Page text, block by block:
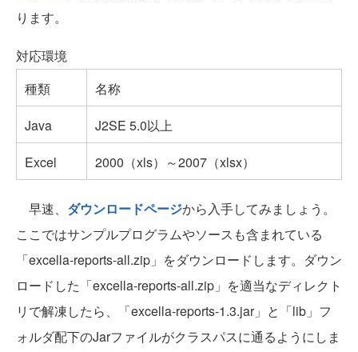
ります。
対応環境
種類
名称
Java
J2SE 5.0以上
Excel
2000（xls）～2007（xlsx）
早速、 ダウンロードページから入手してみましょう。
ここではサンプルプログラムやソースも含まれている
「excella-reports-all.zip」をダウンロードします。ダウン
ロードした「excella-reports-all.zip」を適当なディレクト
リで解凍したら、「excella-reports-1.3.jar」と「lib」フ
ォルダ配下のJarファイルがクラスパスに通るようにしま